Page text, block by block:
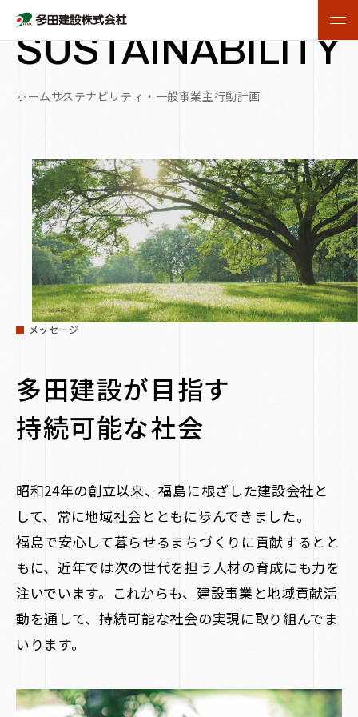
サステナビリティ・一般事業主行動計画
SUSTAINABILITY
ホームサステナビリティ・一般事業主行動計画
メッセージ
多田建設が目指す
持続可能な社会
昭和24年の創立以来、福島に根ざした建設会社と
して、常に地域社会とともに歩んできました。
福島で安心して暮らせるまちづくりに貢献するとと
もに、近年では次の世代を担う人材の育成にも力を
注いでいます。これからも、建設事業と地域貢献活
動を通して、持続可能な社会の実現に取り組んでま
いります。